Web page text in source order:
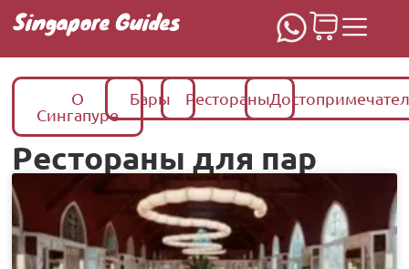
Singapore Guides
О
Сингапуре
Бары Рестораны
Рестораны для пар